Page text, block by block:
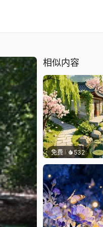
相似内容
免费 532